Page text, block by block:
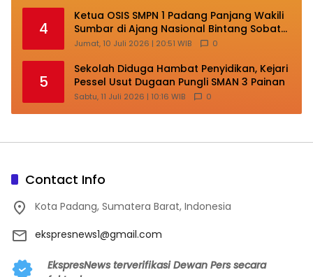
4
Ketua OSIS SMPN 1 Padang Panjang Wakili
Sumbar di Ajang Nasional Bintang Sobat
SMP
Jumat, 10 Juli 2026 | 20:51 WIB 0
5
Sekolah Diduga Hambat Penyidikan, Kejari
Pessel Usut Dugaan Pungli SMAN 3 Painan
Sabtu, 11 Juli 2026 | 10:16 WIB 0
Contact Info
Kota Padang, Sumatera Barat, Indonesia
ekspresnews1@gmail.com
EkspresNews terverifikasi Dewan Pers secara